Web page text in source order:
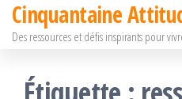
Passer
Cinquantaine
Des ressources et défis inspirants pour